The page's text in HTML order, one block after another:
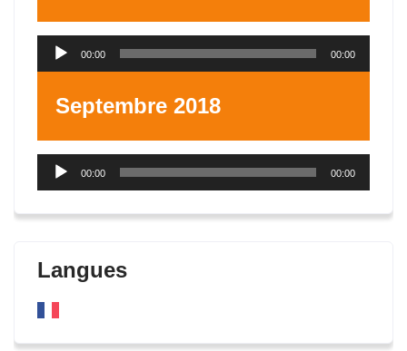
Lecteur
00:00 00:00
Septembre 2018
Lecteur
00:00 00:00
Langues